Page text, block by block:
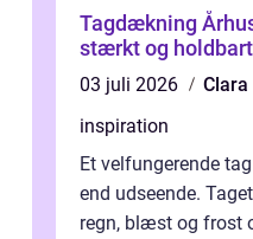
Tagdækning Århus sådan får du
stærkt og
03 juli 2026
Clara
inspiration
Et velfungerende
end udseende.
regn, blæst og frost